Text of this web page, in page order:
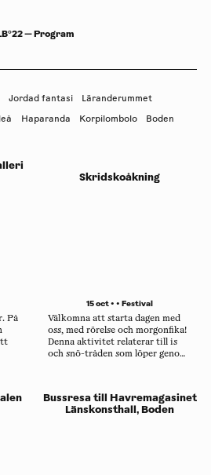
— Program
Jordad fantasi Läranderummet
Haparanda Korpilombolo Boden
På
Skridskoåkning
15 oct • • Festival
Välkomna att starta dagen med
oss, med rörelse och morgonfika!
Denna aktivitet relaterar till is
och snö-tråden som löper genom
Bussresa till Havremagasinet
Länskonsthall, Boden